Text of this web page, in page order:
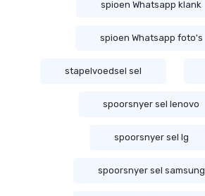
spioen Whatsapp klank
spioen Whatsapp foto's
stapelvoedsel sel
spoorsnyer sel lenovo
spoorsnyer sel lg
spoorsnyer sel samsung